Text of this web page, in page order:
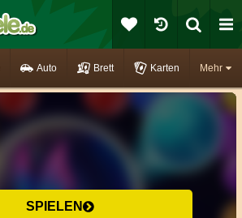
Mehr
Auto Brett Karten
SPIELEN